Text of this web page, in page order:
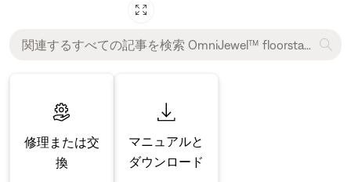
修理または交
換
マニュアルと
ダウンロード